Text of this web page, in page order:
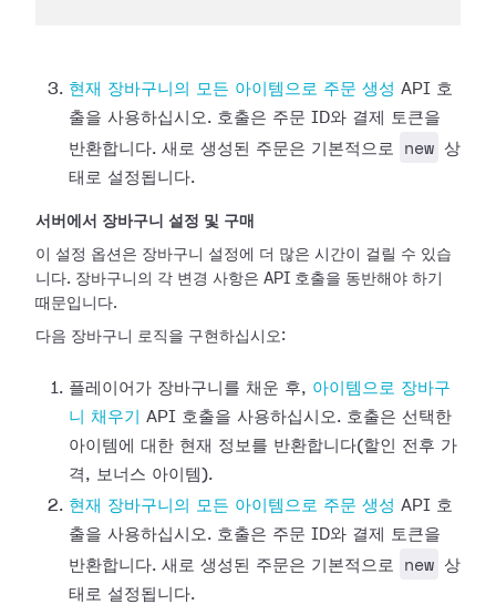
현재 장바구니의 모든 아이템으로 주문 생성 API 호
출을 사용하십시오. 호출은 주문 ID와 결제 토큰을
반환합니다. 새로 생성된 주문은 기본적으로
new 상
태로 설정됩니다.
서버에서 장바구니 설정 및 구매
이 설정 옵션은 장바구니 설정에 더 많은 시간이 걸릴 수 있습
니다. 장바구니의 각 변경 사항은 API 호출을 동반해야 하기
때문입니다.
다음 장바구니 로직을 구현하십시오:
플레이어가 장바구니를 채운 후, 아이템으로 장바구
니 채우기
API 호출을 사용하십시오. 호출은 선택한
아이템에 대한 현재 정보를 반환합니다(할인 전후 가
격, 보너스 아이템).
현재 장바구니의 모든 아이템으로 주문 생성 API 호
출을 사용하십시오. 호출은 주문 ID와 결제 토큰을
반환합니다. 새로 생성된 주문은 기본적으로
new 상
태로 설정됩니다.